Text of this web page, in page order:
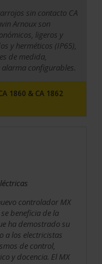
sin contacto CA
Arnoux son
ligeros y
y herméticos (IP65),
de medida,
configurables.
1860 & CA 1862
controlador MX
beneficia de la
ha demostrado su
a los electricistas
de control,
y docencia. El MX